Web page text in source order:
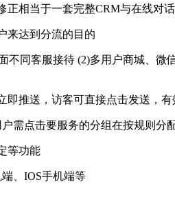
正相当于一套完整CRM与在线对
来达到分流的目的
不同客服接待 (2)多用户商城、
即推送，访客可直接点击发送，
需点击要服务的分组在按规则分
等功能
、IOS手机端等